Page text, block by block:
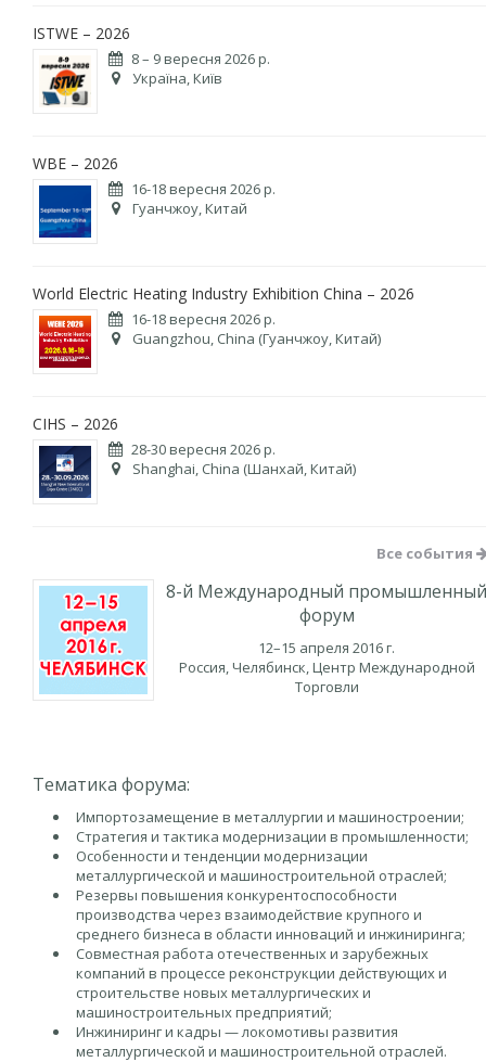
ISTWE – 2026
8 – 9 вересня 2026 р.
Україна, Київ
WBE – 2026
16-18 вересня 2026 р.
Гуанчжоу, Китай
World Electric Heating Industry Exhibition China – 2026
16-18 вересня 2026 р.
Guangzhou, China (Гуанчжоу, Китай)
CIHS – 2026
28-30 вересня 2026 р.
Shanghai, China (Шанхай, Китай)
Все события
8-й Международный промышленный
форум
12–15 апреля 2016 г.
Россия, Челябинск, Центр Международной
Торговли
Тематика форума:
Импортозамещение в металлургии и машиностроении;
Стратегия и тактика модернизации в промышленности;
Особенности и тенденции модернизации
металлургической и машиностроительной отраслей;
Резервы повышения конкурентоспособности
производства через взаимодействие крупного и
среднего бизнеса в области инноваций и инжиниринга;
Совместная работа отечественных и зарубежных
компаний в процессе реконструкции действующих и
строительстве новых металлургических и
машиностроительных предприятий;
Инжиниринг и кадры — локомотивы развития
металлургической и машиностроительной отраслей.